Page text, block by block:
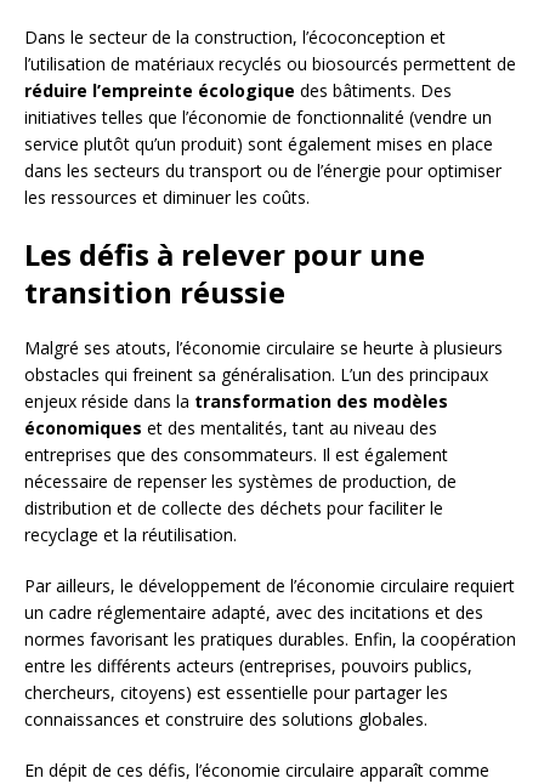
Dans le secteur de la construction, l’écoconception et
l’utilisation de matériaux recyclés ou biosourcés permettent de
réduire l’empreinte écologique des bâtiments. Des
initiatives telles que l’économie de fonctionnalité (vendre un
service plutôt qu’un produit) sont également mises en place
dans les secteurs du transport ou de l’énergie pour optimiser
les ressources et diminuer les coûts.
Les défis à relever pour une
transition réussie
Malgré ses atouts, l’économie circulaire se heurte à plusieurs
obstacles qui freinent sa généralisation. L’un des principaux
enjeux réside dans la transformation des modèles
économiques et des mentalités, tant au niveau des
entreprises que des consommateurs. Il est également
nécessaire de repenser les systèmes de production, de
distribution et de collecte des déchets pour faciliter le
recyclage et la réutilisation.
Par ailleurs, le développement de l’économie circulaire requiert
un cadre réglementaire adapté, avec des incitations et des
normes favorisant les pratiques durables. Enfin, la coopération
entre les différents acteurs (entreprises, pouvoirs publics,
chercheurs, citoyens) est essentielle pour partager les
connaissances et construire des solutions globales.
En dépit de ces défis, l’économie circulaire apparaît comme